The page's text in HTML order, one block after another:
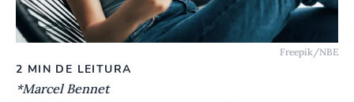
Freepik/NBE
2 MIN DE LEITURA
*Marcel Bennet